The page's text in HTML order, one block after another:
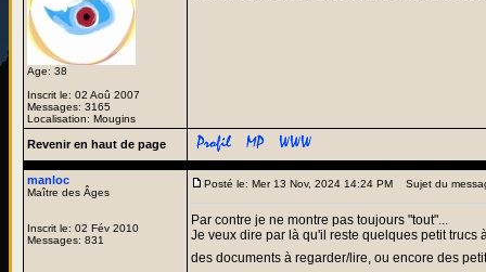
Age: 38
Inscrit le: 02 Aoû 2007
Messages: 3165
Localisation: Mougins
Revenir en haut de page
manloc
Maître des Âges
Inscrit le: 02 Fév 2010
Messages: 831
Posté le: Mer 13 Nov, 2024 14:24 PM Sujet du
Par contre je ne montre pas toujours "tout"...
Je veux dire par là qu'il reste quelques petit trucs
des documents à regarder/lire, ou encore des